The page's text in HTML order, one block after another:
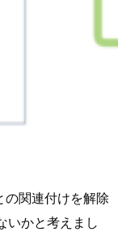
の関連付けを解除
いかと考えまし